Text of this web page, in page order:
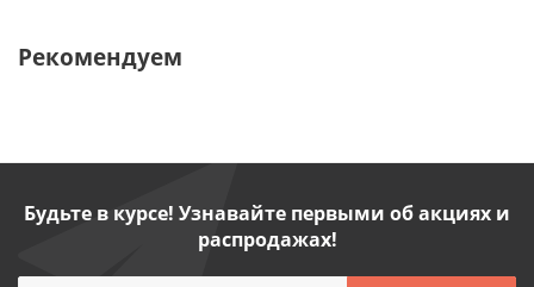
Рекомендуем
Будьте в курсе! Узнавайте первыми об акциях и
распродажах!